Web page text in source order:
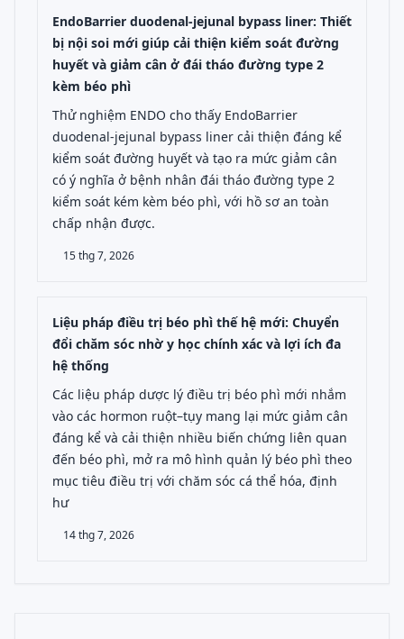
EndoBarrier duodenal-jejunal bypass liner: Thiết
bị nội soi mới giúp cải thiện kiểm soát đường
huyết và giảm cân ở đái tháo đường type 2
kèm béo phì
Thử nghiệm ENDO cho thấy EndoBarrier
duodenal-jejunal bypass liner cải thiện đáng kể
kiểm soát đường huyết và tạo ra mức giảm cân
có ý nghĩa ở bệnh nhân đái tháo đường type 2
kiểm soát kém kèm béo phì, với hồ sơ an toàn
chấp nhận được.
15 thg 7, 2026
Liệu pháp điều trị béo phì thế hệ mới: Chuyển
đổi chăm sóc nhờ y học chính xác và lợi ích đa
hệ thống
Các liệu pháp dược lý điều trị béo phì mới nhắm
vào các hormon ruột–tụy mang lại mức giảm cân
đáng kể và cải thiện nhiều biến chứng liên quan
đến béo phì, mở ra mô hình quản lý béo phì theo
mục tiêu điều trị với chăm sóc cá thể hóa, định
hư
14 thg 7, 2026